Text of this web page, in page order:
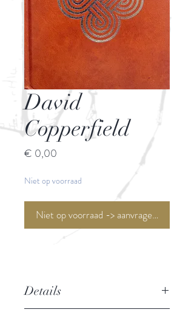
David
Copperfield
€ 0,00
Niet op voorraad
Niet op voorraad -> aanvragen <-
Details